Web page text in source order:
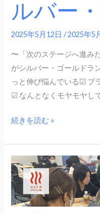
ルバー
2025年5月12日/2025年5
〜「次のステージへ進み
がシルバー・ゴールドラ
っと伸び悩んでいる☑ プ
☑ なんとなくモヤモヤし
ル
ド
会
続きを読む »
6
月
14
日